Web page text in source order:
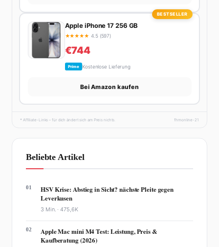
BESTSELLER
Apple iPhone 17 256 GB
★★★★★ 4.5 (597)
€744
Prime Kostenlose Lieferung
Bei Amazon kaufen
* Affiliate-Links – für dich ändert sich am Preis nichts. fhmonline-21
Beliebte Artikel
01
HSV Krise: Abstieg in Sicht? nächste Pleite gegen
Leverkusen
3 Min. ·475,6K
02
Apple Mac mini M4 Test: Leistung, Preis &
Kaufberatung (2026)